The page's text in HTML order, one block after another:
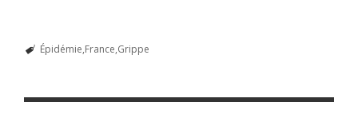
Épidémie France Grippe